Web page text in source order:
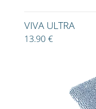
VIVA ULTRA
13.90 €